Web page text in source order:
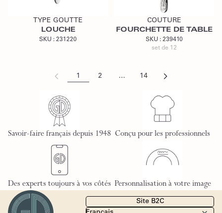
Ajouter au devis
TYPE GOUTTE
LOUCHE
SKU : 231220
Ajouter au devis
COUTURE
FOURCHETTE DE TABLE
SKU : 239410
set de 12
1 2 … 14
Savoir-faire français depuis 1948 Conçu pour les professionnels
Des experts toujours à vos côtés Personnalisation à votre image
Site B2C